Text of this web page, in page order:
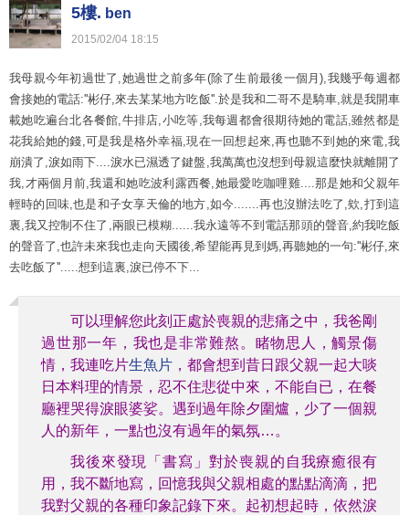
5樓. ben
2015/02/04 18:15
我母親今年初過世了,她過世之前多年(除了生前最後一個月),我幾乎每週都
會接她的電話:''彬仔,來去某某地方吃飯''.於是我和二哥不是騎車,就是我開車
載她吃遍台北各餐館,牛排店,小吃等,我每週都會很期待她的電話,雖然都是
花我給她的錢,可是我是格外幸福,現在一回想起來,再也聽不到她的來電,我
崩潰了,淚如雨下....淚水已濕透了鍵盤,我萬萬也沒想到母親這麼快就離開了
我,才兩個月前,我還和她吃波利露西餐,她最愛吃咖哩雞....那是她和父親年
輕時的回味,也是和子女享天倫的地方,如今.......再也沒辦法吃了,欸,打到這
裏,我又控制不住了,兩眼已模糊......我永遠等不到電話那頭的聲音,約我吃飯
的聲音了,也許未來我也走向天國後,希望能再見到媽,再聽她的一句:''彬仔,來
去吃飯了''.....想到這裏,淚已停不下...
可以理解您此刻正處於喪親的悲痛之中，我爸剛
過世那一年，我也是非常難熬。睹物思人，觸景傷
情，我連吃片生魚片 ，都會想到昔日跟父親一起大啖
日本料理的情景，忍不住悲從中來，不能自已，在餐
廳裡哭得淚眼婆娑。遇到過年除夕圍爐，少了一個親
人的新年，一點也沒有過年的氣氛… 。
我後來發現「書寫」對於喪親的自我療癒很有
用，我不斷地寫，回憶我與父親相處的點點滴滴，把
我對父親的各種印象記錄下來。起初想起時，依然淚